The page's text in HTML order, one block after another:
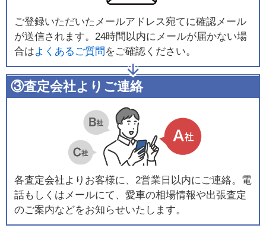
ご登録いただいたメールアドレス宛てに確認メール
が送信されます。24時間以内にメールが届かない場
合はよくあるご質問 をご確認ください。
③査定会社よりご連絡
各査定会社よりお客様に、2営業日以内にご連絡。電
話もしくはメールにて、愛車の相場情報や出張査定
のご案内などをお知らせいたします。